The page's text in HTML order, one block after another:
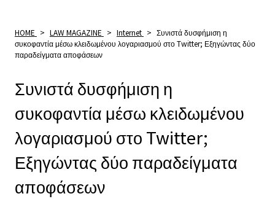
HOME > LAW MAGAZINE > Internet > Συνιστά δυσφήμιση η
συκοφαντία μέσω κλειδωμένου λογαριασμού στο Twitter; Εξηγώντας δύο
παραδείγματα αποφάσεων
Συνιστά δυσφήμιση η
συκοφαντία μέσω κλειδωμένου
λογαριασμού στο Twitter;
Εξηγώντας δύο παραδείγματα
αποφάσεων